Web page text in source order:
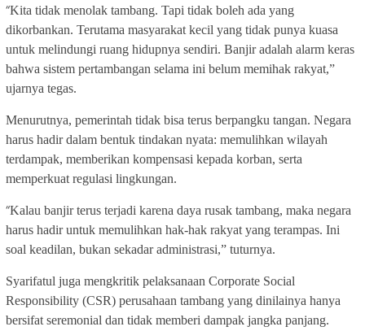
“Kita tidak menolak tambang. Tapi tidak boleh ada yang
dikorbankan. Terutama masyarakat kecil yang tidak punya kuasa
untuk melindungi ruang hidupnya sendiri. Banjir adalah alarm keras
bahwa sistem pertambangan selama ini belum memihak rakyat,”
ujarnya tegas.
Menurutnya, pemerintah tidak bisa terus berpangku tangan. Negara
harus hadir dalam bentuk tindakan nyata: memulihkan wilayah
terdampak, memberikan kompensasi kepada korban, serta
memperkuat regulasi lingkungan.
“Kalau banjir terus terjadi karena daya rusak tambang, maka negara
harus hadir untuk memulihkan hak-hak rakyat yang terampas. Ini
soal keadilan, bukan sekadar administrasi,” tuturnya.
Syarifatul juga mengkritik pelaksanaan Corporate Social
Responsibility (CSR) perusahaan tambang yang dinilainya hanya
bersifat seremonial dan tidak memberi dampak jangka panjang.